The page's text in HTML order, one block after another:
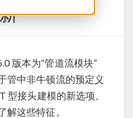
版本为“管道流模块”
管中非牛顿流的预定义
型接头建模的新选项。
解这些特征。